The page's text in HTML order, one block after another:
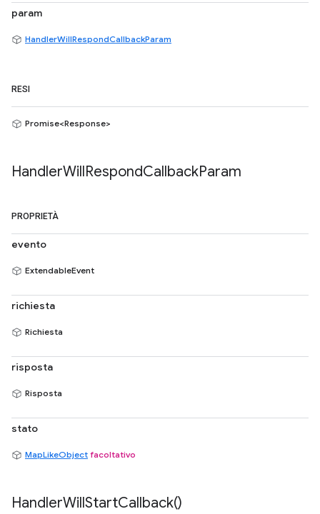
param
HandlerWillRespondCallbackParam
RESI
Promise<Response>
HandlerWillRespondCallbackParam
PROPRIETÀ
evento
ExtendableEvent
richiesta
Richiesta
risposta
Risposta
stato
MapLikeObject facoltativo
HandlerWillStartCallback()